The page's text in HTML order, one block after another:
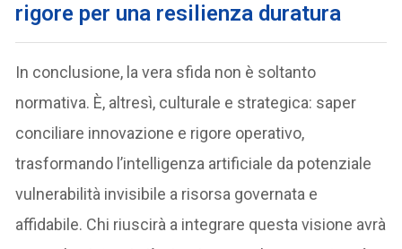
rigore per una resilienza duratura
In conclusione, la vera sfida non è soltanto
normativa. È, altresì, culturale e strategica: saper
conciliare innovazione e rigore operativo,
trasformando l’intelligenza artificiale da potenziale
vulnerabilità invisibile a risorsa governata e
affidabile. Chi riuscirà a integrare questa visione avrà